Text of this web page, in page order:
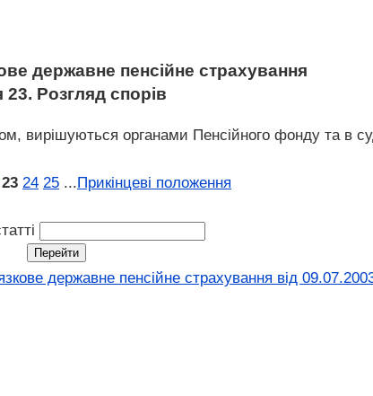
державне пенсійне страхування
23. Розгляд спорів
вирішуються органами Пенсійного фонду та в
23 24 25 ...Прикінцеві положення
державне пенсійне страхування від